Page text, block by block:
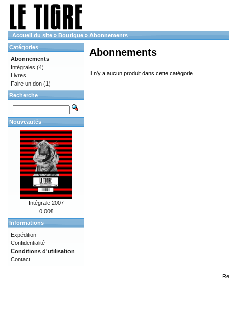
Accueil du site » Boutique » Abonnements
Abonnements
Il n'y a aucun produit dans cette catégorie.
Catégories
Abonnements
Intégrales (4)
Livres
Faire un don (1)
Recherche
Nouveautés
Intégrale 2007
0,00€
Informations
Expédition
Confidentialité
Conditions d'utilisation
Contact